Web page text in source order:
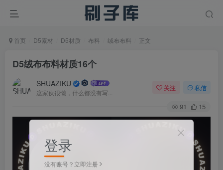
首页 D5素材 D5材质 布料 绒布布料 正文
D5绒布布料材质16个
SHUAZIKU
这家伙很懒，什么都没有写...
关注 私信
91 15
登录
没有账号？立即注册